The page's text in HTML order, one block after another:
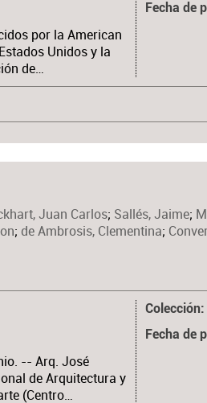
por la American
Unidos y la
de…
Fecha de
Juan Carlos; Sallés, Jaime;
;de Ambrosis, Clementina;
-- Arq. José
de Arquitectura y
(Centro…
Colección
Fecha de